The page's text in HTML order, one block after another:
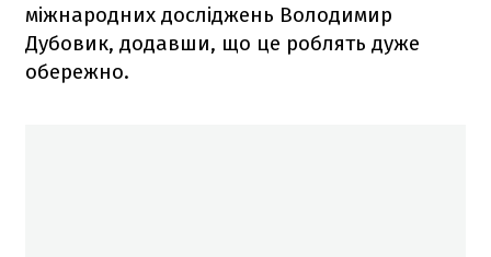
міжнародних досліджень Володимир
Дубовик, додавши, що це роблять дуже
обережно.